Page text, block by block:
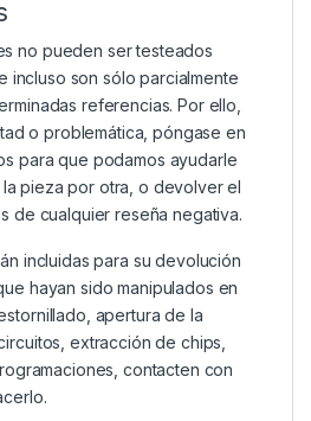
no pueden ser testeados
incluso son sólo parcialmente
referencias. Por ello,
o problemática, póngase en
para que podamos ayudarle
pieza por otra, o devolver el
de cualquier reseña negativa.
incluidas para su devolución
hayan sido manipulados en
apertura de la
extracción de chips,
contacten con